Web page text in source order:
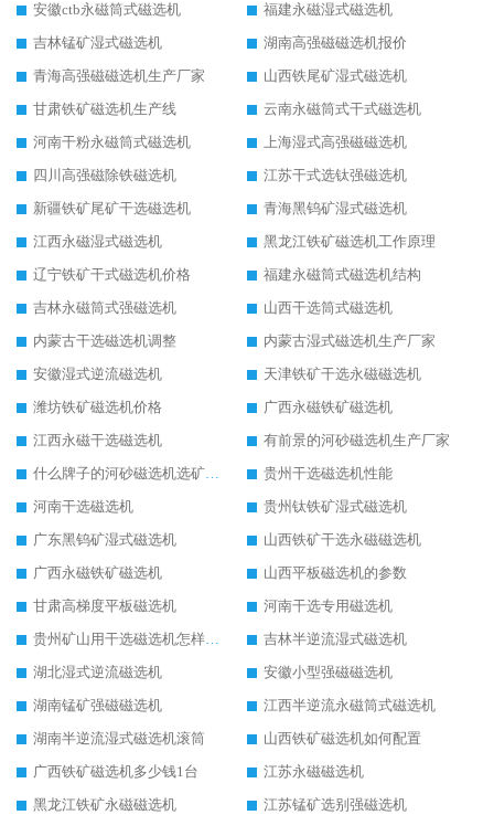
安徽ctb永磁筒式磁选机
福建永磁湿式磁选机
吉林锰矿湿式磁选机
湖南高强磁磁选机报价
青海高强磁磁选机生产厂家
山西铁尾矿湿式磁选机
甘肃铁矿磁选机生产线
云南永磁筒式干式磁选机
河南干粉永磁筒式磁选机
上海湿式高强磁磁选机
四川高强磁除铁磁选机
江苏干式选钛强磁选机
新疆铁矿尾矿干选磁选机
青海黑钨矿湿式磁选机
江西永磁湿式磁选机
黑龙江铁矿磁选机工作原理
辽宁铁矿干式磁选机价格
福建永磁筒式磁选机结构
吉林永磁筒式强磁选机
山西干选筒式磁选机
内蒙古干选磁选机调整
内蒙古湿式磁选机生产厂家
安徽湿式逆流磁选机
天津铁矿干选永磁磁选机
潍坊铁矿磁选机价格
广西永磁铁矿磁选机
江西永磁干选磁选机
有前景的河砂磁选机生产厂家
什么牌子的河砂磁选机选矿效果好
贵州干选磁选机性能
河南干选磁选机
贵州钛铁矿湿式磁选机
广东黑钨矿湿式磁选机
山西铁矿干选永磁磁选机
广西永磁铁矿磁选机
山西平板磁选机的参数
甘肃高梯度平板磁选机
河南干选专用磁选机
贵州矿山用干选磁选机怎样调磁
吉林半逆流湿式磁选机
湖北湿式逆流磁选机
安徽小型强磁磁选机
湖南锰矿强磁磁选机
江西半逆流永磁筒式磁选机
湖南半逆流湿式磁选机滚筒
山西铁矿磁选机如何配置
广西铁矿磁选机多少钱1台
江苏永磁磁选机
黑龙江铁矿永磁磁选机
江苏锰矿选别强磁选机